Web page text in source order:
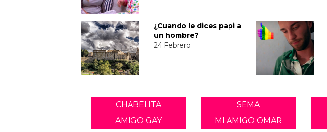
¿Cuando le dices papi a
un hombre?
24 Febrero
CHABELITA SEMA
AMIGO GAY
MI AMIGO OMAR